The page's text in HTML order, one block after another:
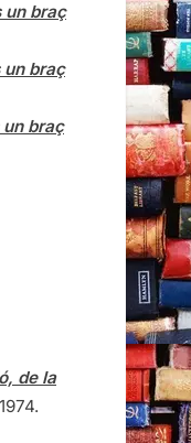
un braç
un braç
un braç
de la